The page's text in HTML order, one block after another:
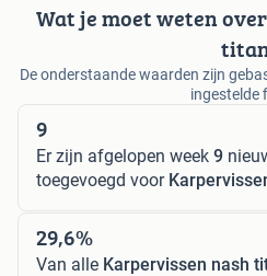
Wat je moet weten
De onderstaande waarden zijn
ingestelde
9
Er zijn afgelopen week 9
toegevoegd voor
29,6%
Van alle Karpervissen nash